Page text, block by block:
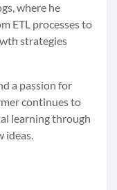
where he
ETL processes to
strategies
a passion for
continues to
learning through
ideas.